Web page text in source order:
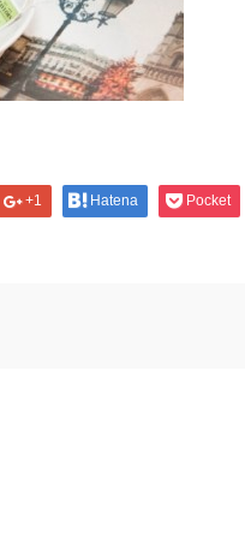
+1 Hatena Pocket